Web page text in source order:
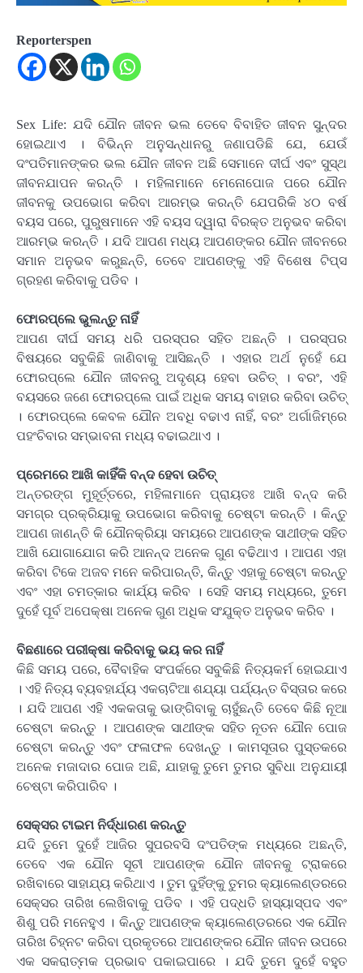
Reporterspen
Sex Life: ଯଦି ଯୌନ ଜୀବନ ଭଲ ତେବେ ବିବାହିତ ଜୀବନ ସୁନ୍ଦର
ହୋଇଥାଏ । ବିଭିନ୍ନ ଅନୁସନ୍ଧାନରୁ ଜଣାପଡିଛି ଯେ, ଯେଉଁ
ଦଂପତିମାନଙ୍କର ଭଲ ଯୌନ ଜୀବନ ଅଛି ସେମାନେ ଦୀର୍ଘ ଏବଂ ସୁସ୍ଥ
ଜୀବନଯାପନ କରନ୍ତି । ମହିଳାମାନେ ମେନୋପୋଜ ପରେ ଯୌନ
ଜୀବନକୁ ଉପଭୋଗ କରିବା ଆରମ୍ଭ କରନ୍ତି ଯେପରିକି ୪୦ ବର୍ଷ
ବୟସ ପରେ, ପୁରୁଷମାନେ ଏହି ବୟସ ଦ୍ୱାରା ବିରକ୍ତ ଅନୁଭବ କରିବା
ଆରମ୍ଭ କରନ୍ତି । ଯଦି ଆପଣ ମଧ୍ୟ ଆପଣଙ୍କର ଯୌନ ଜୀବନରେ
ସମାନ ଅନୁଭବ କରୁଛନ୍ତି, ତେବେ ଆପଣଙ୍କୁ ଏହି ବିଶେଷ ଟିପ୍ସ
ଗ୍ରହଣ କରିବାକୁ ପଡିବ ।
ଫୋରପ୍ଲେ ଭୁଲନ୍ତୁ ନାହିଁ
ଆପଣ ଦୀର୍ଘ ସମୟ ଧରି ପରସ୍ପର ସହିତ ଅଛନ୍ତି । ପରସ୍ପର
ବିଷୟରେ ସବୁକିଛି ଜାଣିବାକୁ ଆସିଛନ୍ତି । ଏହାର ଅର୍ଥ ନୁହେଁ ଯେ
ଫୋରପ୍ଲେ ଯୌନ ଜୀବନରୁ ଅଦୃଶ୍ୟ ହେବା ଉଚିତ୍ । ବରଂ, ଏହି
ବୟସରେ ଜଣେ ଫୋରପ୍ଲେ ପାଇଁ ଅଧିକ ସମୟ ବାହାର କରିବା ଉଚିତ୍
। ଫୋରପ୍ଲେ କେବଳ ଯୌନ ଅବଧି ବଢାଏ ନାହିଁ, ବରଂ ଅର୍ଗାଜିମ୍ରେ
ପହଂଚିବାର ସମ୍ଭାବନା ମଧ୍ୟ ବଢାଇଥାଏ ।
ପ୍ରେମରେ ଆଖି କାହିଁକି ବନ୍ଦ ହେବା ଉଚିତ୍‌
ଅନ୍ତରଙ୍ଗ ମୁହୂର୍ତ୍ତରେ, ମହିଳାମାନେ ପ୍ରାୟତଃ ଆଖି ବନ୍ଦ କରି
ସମଗ୍ର ପ୍ରକ୍ରିୟାକୁ ଉପଭୋଗ କରିବାକୁ ଚେଷ୍ଟା କରନ୍ତି । କିନ୍ତୁ
ଆପଣ ଜାଣନ୍ତି କି ଯୌନକ୍ରିୟା ସମୟରେ ଆପଣଙ୍କ ସାଥୀଙ୍କ ସହିତ
ଆଖି ଯୋଗାଯୋଗ କରି ଆନନ୍ଦ ଅନେକ ଗୁଣ ବଢିଥାଏ । ଆପଣ ଏହା
କରିବା ଟିକେ ଅଜବ ମନେ କରିପାରନ୍ତି, କିନ୍ତୁ ଏହାକୁ ଚେଷ୍ଟା କରନ୍ତୁ
ଏବଂ ଏହା ଚମତ୍କାର କାର୍ଯ୍ୟ କରିବ । ସେହି ସମୟ ମଧ୍ୟରେ, ତୁମେ
ଦୁହେଁ ପୂର୍ବ ଅପେକ୍ଷା ଅନେକ ଗୁଣ ଅଧିକ ସଂଯୁକ୍ତ ଅନୁଭବ କରିବ ।
ବିଛଣାରେ ପରୀକ୍ଷା କରିବାକୁ ଭୟ କର ନାହିଁ
କିଛି ସମୟ ପରେ, ବୈବାହିକ ସଂପର୍କରେ ସବୁକିଛି ନିତ୍ୟକର୍ମ ହୋଇଯାଏ
। ଏହି ନିତ୍ୟ ବ୍ୟବହାର୍ଯ୍ୟ ଏକଚାଟିଆ ଶଯ୍ୟା ପର୍ଯ୍ୟନ୍ତ ବିସ୍ତାର କରେ
। ଯଦି ଆପଣ ଏହି ଏକକତାକୁ ଭାଙ୍ଗିବାକୁ ଚାହୁଁଛନ୍ତି ତେବେ କିଛି ନୂଆ
ଚେଷ୍ଟା କରନ୍ତୁ । ଆପଣଙ୍କ ସାଥୀଙ୍କ ସହିତ ନୂତନ ଯୌନ ପୋଜ
ଚେଷ୍ଟା କରନ୍ତୁ ଏବଂ ଫଳାଫଳ ଦେଖନ୍ତୁ । କାମସୂତାର ପୁସ୍ତକରେ
ଅନେକ ମଜାଦାର ପୋଜ ଅଛି, ଯାହାକୁ ତୁମେ ତୁମର ସୁବିଧା ଅନୁଯାୟୀ
ଚେଷ୍ଟା କରିପାରିବ ।
ସେକ୍ସର ଟାଇମ ନିର୍ଦ୍ଧାରଣ କରନ୍ତୁ
ଯଦି ତୁମେ ଦୁହେଁ ଆଜିର ସୁପରବସି ଦଂପତିଙ୍କ ମଧ୍ୟରେ ଅଛନ୍ତି,
ତେବେ ଏକ ଯୌନ ସୂଚୀ ଆପଣଙ୍କ ଯୌନ ଜୀବନକୁ ଟ୍ରାକରେ
ରଖିବାରେ ସାହାଯ୍ୟ କରିଥାଏ । ତୁମ ଦୁହିଁଙ୍କୁ ତୁମର କ୍ୟାଲେଣ୍ଡରରେ
ସେକ୍ସର ତାରିଖ ଲେଖିବାକୁ ପଡିବ । ଏହି ପଦ୍ଧତି ହାସ୍ୟାସ୍ପଦ ଏବଂ
ଶିଶୁ ପରି ମନେହୁଏ । କିନ୍ତୁ ଆପଣଙ୍କ କ୍ୟାଲେଣ୍ଡରରେ ଏକ ଯୌନ
ତାରିଖ ଚିହ୍ନଟ କରିବା ପ୍ରକୃତରେ ଆପଣଙ୍କର ଯୌନ ଜୀବନ ଉପରେ
ଏକ ସକରାତ୍ମକ ପ୍ରଭାବ ପକାଇପାରେ । ଯଦି ତୁମେ ଦୁହେଁ ବହୁତ